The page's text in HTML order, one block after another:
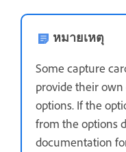
หมายเหตุ
Some capture
provide their
options. If the
from the options
documentation